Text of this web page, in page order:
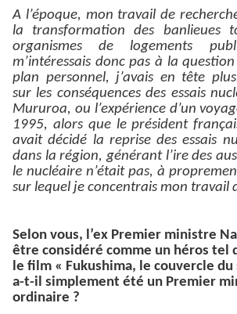
A l’époque, mon travail de
la transformation des banlieues
organismes de logements
m’intéressais donc pas à la
plan personnel, j’avais en tête
sur les conséquences des essais
Mururoa, ou l’expérience d’un
1995, alors que le président
avait décidé la reprise des essais
dans la région, générant l’ire des
le nucléaire n’était pas, à
sur lequel je concentrais mon travail
Selon vous, l’ex Premier ministre
être considéré comme un héros tel
le film « Fukushima, le couvercle
a-t-il simplement été un Premier
ordinaire ?